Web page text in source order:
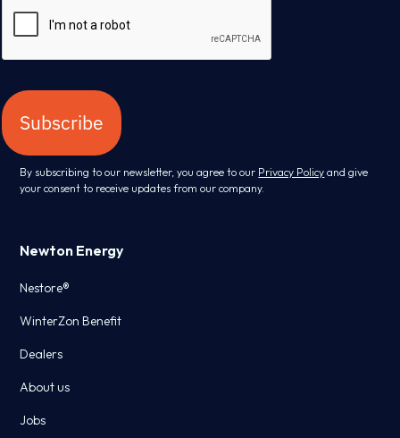
Subscribe
By subscribing to our newsletter, you agree to our Privacy Policy and give
your consent to receive updates from our company.
Newton Energy
Nestore®
WinterZon Benefit
Dealers
About us
Jobs